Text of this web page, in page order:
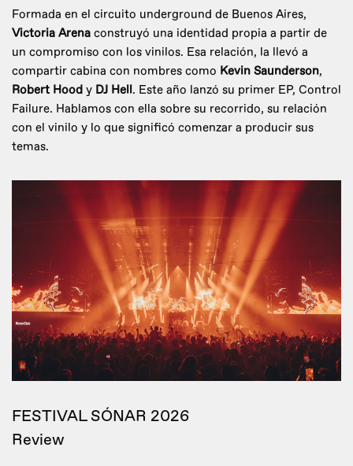
Formada en el circuito underground de Buenos Aires,
Victoria Arena construyó una identidad propia a partir de
un compromiso con los vinilos. Esa relación, la llevó a
compartir cabina con nombres como Kevin Saunderson,
Robert Hood y DJ Hell. Este año lanzó su primer EP, Control
Failure. Hablamos con ella sobre su recorrido, su relación
con el vinilo y lo que significó comenzar a producir sus
temas.
FESTIVAL SÓNAR 2026
Review